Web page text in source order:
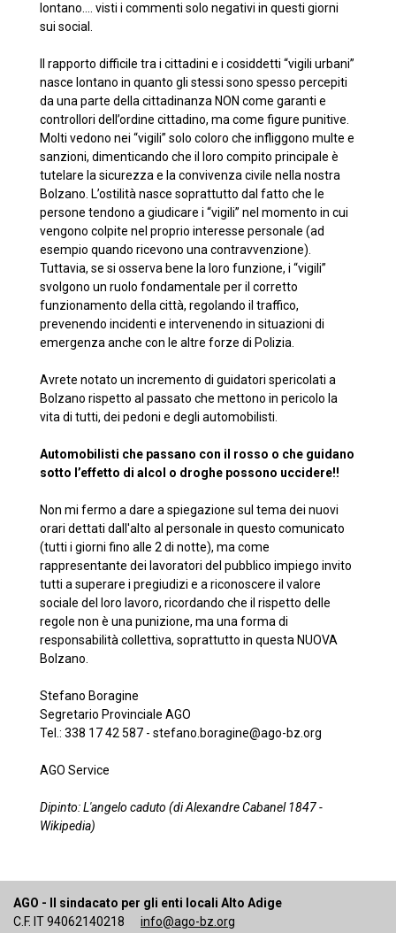
lontano.... visti i commenti solo negativi in questi giorni
sui social.
Il rapporto difficile tra i cittadini e i cosiddetti “vigili urbani”
nasce lontano in quanto gli stessi sono spesso percepiti
da una parte della cittadinanza NON come garanti e
controllori dell’ordine cittadino, ma come figure punitive.
Molti vedono nei “vigili” solo coloro che infliggono multe e
sanzioni, dimenticando che il loro compito principale è
tutelare la sicurezza e la convivenza civile nella nostra
Bolzano. L’ostilità nasce soprattutto dal fatto che le
persone tendono a giudicare i “vigili” nel momento in cui
vengono colpite nel proprio interesse personale (ad
esempio quando ricevono una contravvenzione).
Tuttavia, se si osserva bene la loro funzione, i “vigili”
svolgono un ruolo fondamentale per il corretto
funzionamento della città, regolando il traffico,
prevenendo incidenti e intervenendo in situazioni di
emergenza anche con le altre forze di Polizia.
Avrete notato un incremento di guidatori spericolati a
Bolzano rispetto al passato che mettono in pericolo la
vita di tutti, dei pedoni e degli automobilisti.
Automobilisti che passano con il rosso o che guidano
sotto l’effetto di alcol o droghe possono uccidere!!
Non mi fermo a dare a spiegazione sul tema dei nuovi
orari dettati dall'alto al personale in questo comunicato
(tutti i giorni fino alle 2 di notte), ma come
rappresentante dei lavoratori del pubblico impiego invito
tutti a superare i pregiudizi e a riconoscere il valore
sociale del loro lavoro, ricordando che il rispetto delle
regole non è una punizione, ma una forma di
responsabilità collettiva, soprattutto in questa NUOVA
Bolzano.
Stefano Boragine
Segretario Provinciale AGO
Tel.: 338 17 42 587 - stefano.boragine@ago-bz.org
AGO Service
Dipinto: L'angelo caduto (di Alexandre Cabanel 1847 -
Wikipedia)
AGO - Il sindacato per gli enti locali Alto Adige
C.F. IT 94062140218
info@ago-bz.org